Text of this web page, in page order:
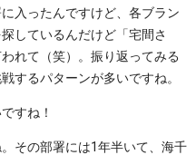
入ったんですけど、各ブラン
しているんだけど「宅間さ
れて（笑）。振り返ってみる
するパターンが多いですね。
すね！
その部署には1年半いて、海千